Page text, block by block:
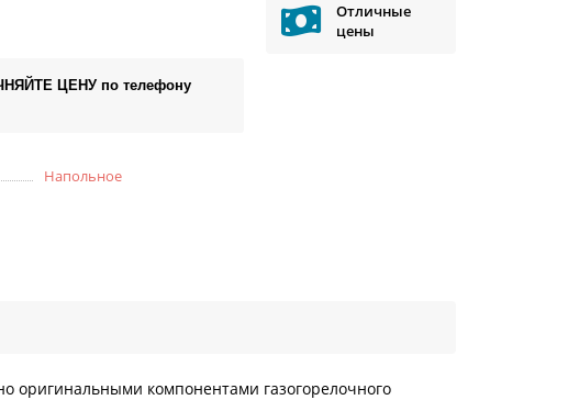
ЦЕНУ по телефону
Напольное
Отличные
цены
оригинальными компонентами газогорелочного